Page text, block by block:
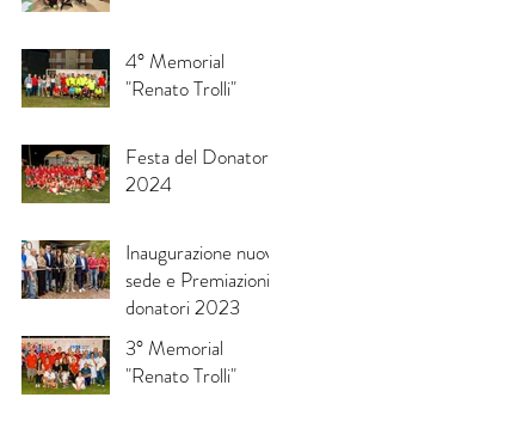
4° Memorial
"Renato Trolli"
Festa del Donatore
2024
Inaugurazione nuova
sede e Premiazioni
donatori 2023
3° Memorial
"Renato Trolli"